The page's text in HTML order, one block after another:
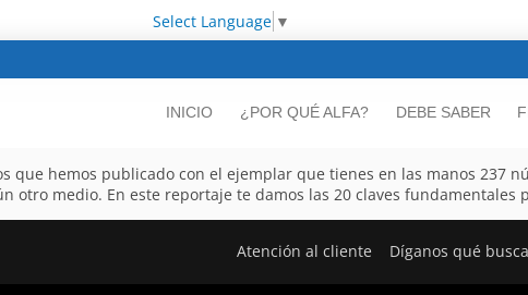
Select Language ▼
INICIO ¿POR QUÉ ALFA? DEBE SABER
que hemos publicado con el ejemplar que tienes en las manos 237
medio. En este reportaje te damos las 20 claves fundamentales
Atención al cliente Díganos qué busca